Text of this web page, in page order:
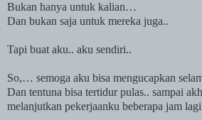
Bukan hanya untuk kalian…
Dan bukan saja untuk mereka juga..
Tapi buat aku.. aku sendiri..
So,… semoga aku bisa mengucapkan
Dan tentuna bisa tertidur pulas.. sampai
melanjutkan pekerjaanku beberapa jam